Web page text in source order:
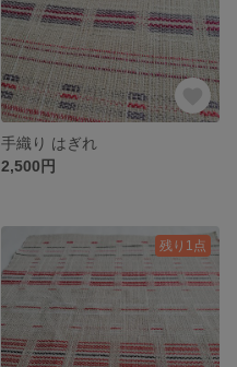
手織り はぎれ
2,500円
残り1点